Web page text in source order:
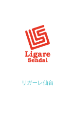
リガーレ仙台